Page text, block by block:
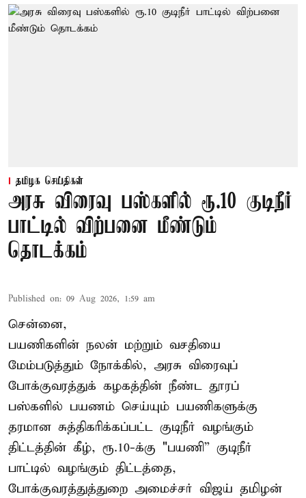
தமிழக செய்திகள்
அரசு விரைவு பஸ்களில் ரூ.10 குடிநீர்
பாட்டில் விற்பனை மீண்டும்
தொடக்கம்
Published on: 09 Aug 2026, 1:59 am
சென்னை,
பயணிகளின் நலன் மற்றும் வசதியை
மேம்படுத்தும் நோக்கில், அரசு விரைவுப்
போக்குவரத்துக் கழகத்தின் நீண்ட தூரப்
பஸ்களில் பயணம் செய்யும் பயணிகளுக்கு
தரமான சுத்திகரிக்கப்பட்ட குடிநீர் வழங்கும்
திட்டத்தின் கீழ், ரூ.10-க்கு "பயணி” குடிநீர்
பாட்டில் வழங்கும் திட்டத்தை,
போக்குவரத்துத்துறை அமைச்சர் விஜய் தமிழன்